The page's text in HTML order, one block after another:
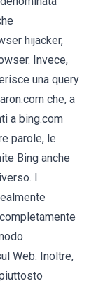
hijacker,
Invece,
una query
che, a
a bing.com
parole, le
Bing anche
I
Web. Inoltre,